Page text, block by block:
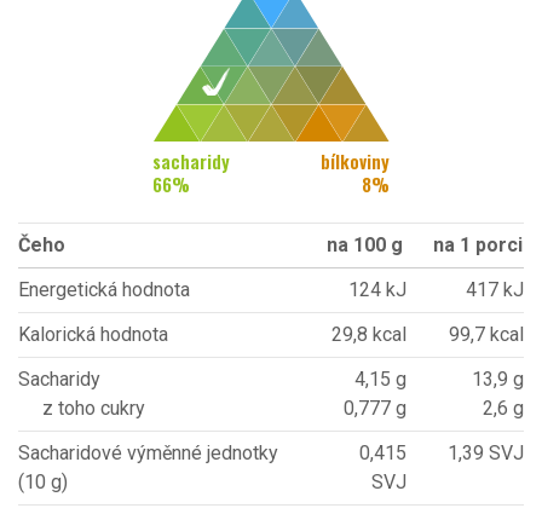
sacharidy
66%
bílkoviny
8%
Čeho na 100 g
na 1 porci
Energetická hodnota
124 kJ
417 kJ
Kalorická hodnota
29,8 kcal
99,7 kcal
Sacharidy
z toho cukry
4,15 g
0,777 g
13,9 g
2,6 g
Sacharidové výměnné jednotky
(10 g)
0,415
SVJ
1,39 SVJ